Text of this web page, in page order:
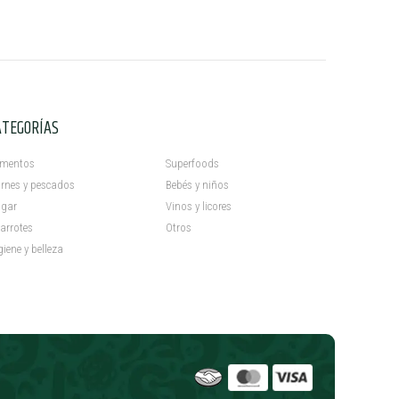
y pescados
y belleza
Superfoods
Bebés y niños
Vinos y licores
Otros